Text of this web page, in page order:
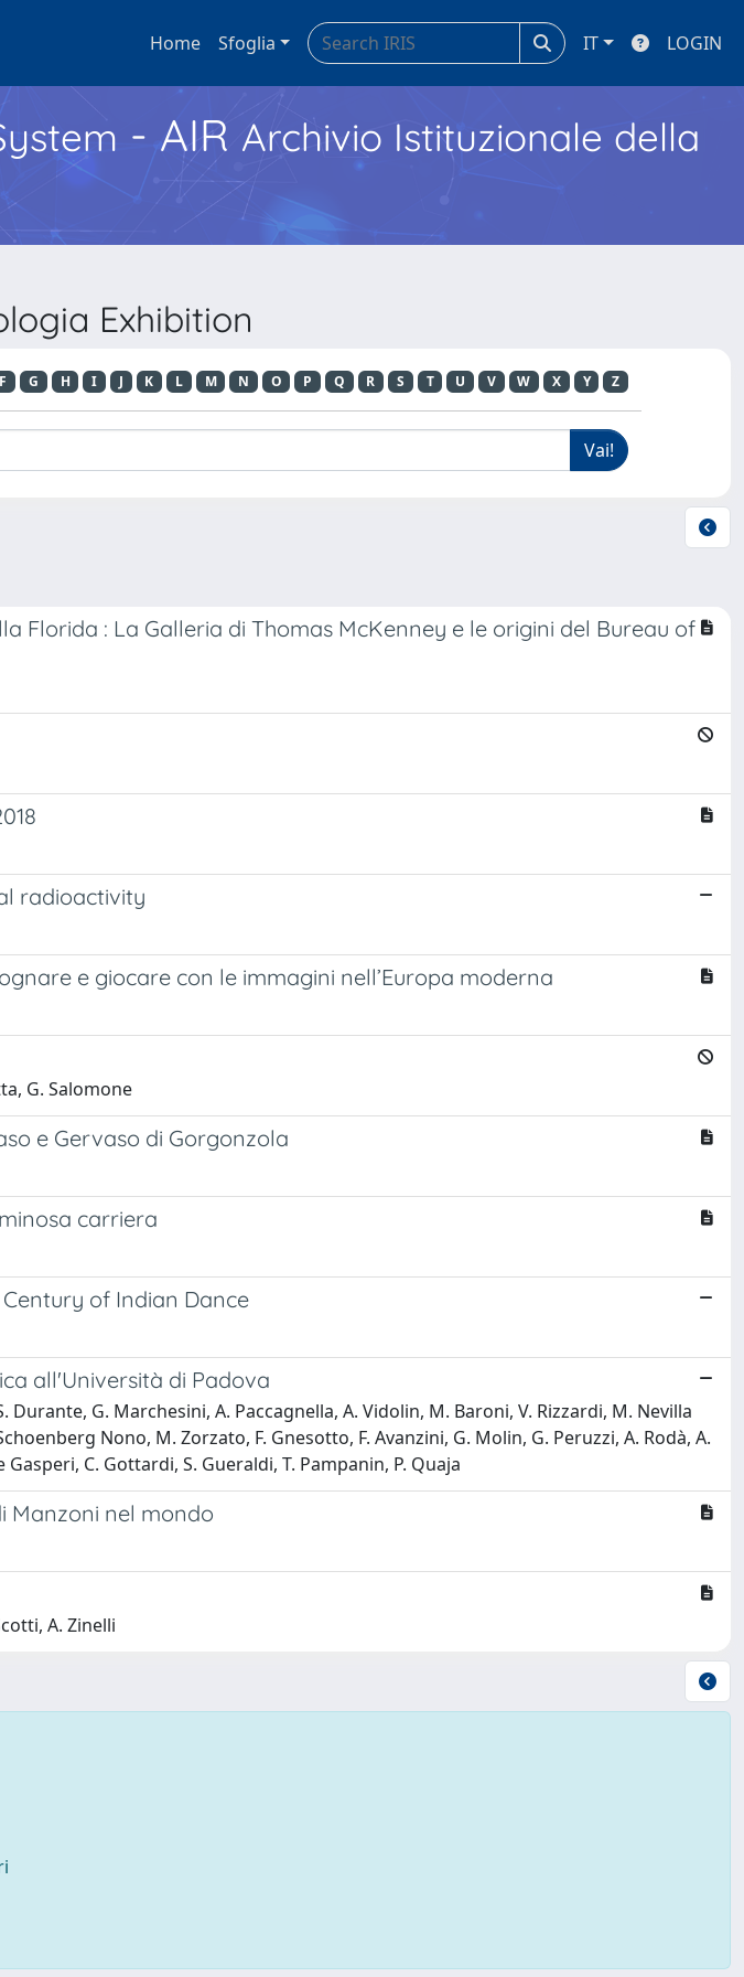
Home Sfoglia IT LOGIN
- AIR Archivio Istituzionale della
Exhibition
F G H I J K L M N O P Q R S T U V W X Y Z
Florida : La Galleria di Thomas McKenney e le origini del Bureau of
radioactivity
e giocare con le immagini nell’Europa moderna
G. Salomone
e Gervaso di Gorgonzola
carriera
of Indian Dance
all'Università di Padova
Durante, G. Marchesini, A. Paccagnella, A. Vidolin, M. Baroni, V. Rizzardi, M. Nevilla
Nono, M. Zorzato, F. Gnesotto, F. Avanzini, G. Molin, G. Peruzzi, A. Rodà, A.
Gasperi, C. Gottardi, S. Gueraldi, T. Pampanin, P. Quaja
Manzoni nel mondo
A. Zinelli